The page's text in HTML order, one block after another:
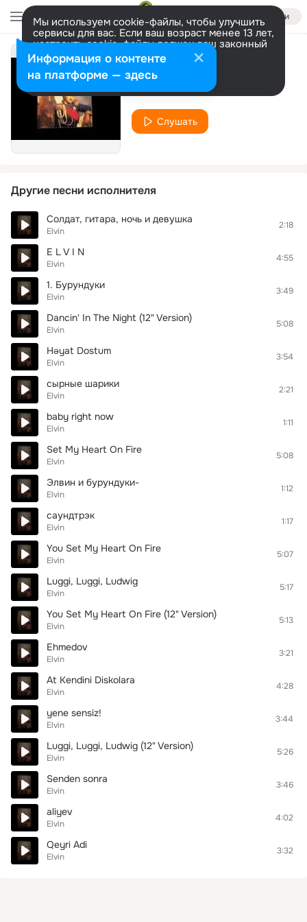
Войти
Мы используем cookie-файлы, чтобы улучшить
сервисы для вас. Если ваш возраст менее 13 лет,
настроить cookie-файлы должен ваш законный
представитель. Больше информации
Разрешить все Настроить
Слёзы
Elvin
Слушать
Другие песни исполнителя
Солдат, гитара, ночь и девушка
Elvin
2:18
E L V I N
Elvin
4:55
1. Бурундуки
Elvin
3:49
Dancin' In The Night (12" Version)
Elvin
5:08
Həyat Dostum
Elvin
3:54
сырные шарики
Elvin
2:21
baby right now
Elvin
1:11
Set My Heart On Fire
Elvin
5:08
Элвин и бурундуки-
Elvin
1:12
саундтрэк
Elvin
1:17
You Set My Heart On Fire
Elvin
5:07
Luggi, Luggi, Ludwig
Elvin
5:17
You Set My Heart On Fire (12" Version)
Elvin
5:13
Ehmedov
Elvin
3:21
At Kendini Diskolara
Elvin
4:28
yene sensiz!
Elvin
3:44
Luggi, Luggi, Ludwig (12" Version)
Elvin
5:26
Senden sonra
Elvin
3:46
aliyev
Elvin
4:02
Qeyri Adi
Elvin
3:32
Информация о контенте
на платформе — здесь